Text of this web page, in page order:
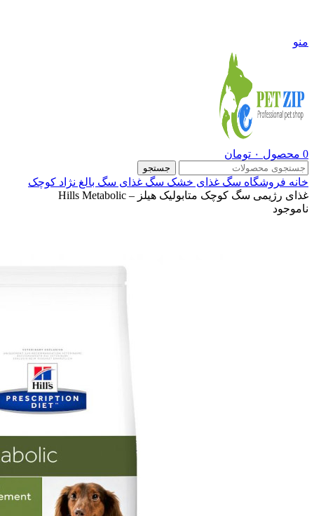
منو
0 محصول ۰ تومان
جستجو
خانه فروشگاه سگ غذای خشک سگ غذای سگ بالغ نژاد کوچک
غذای رژیمی سگ کوچک متابولیک هیلز – Hills Metabolic
ناموجود